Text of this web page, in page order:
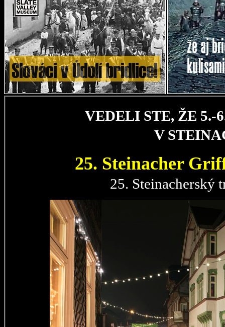
VEDELI STE, ŽE 5.-
V
25. Steinacher
25. Steinacherský